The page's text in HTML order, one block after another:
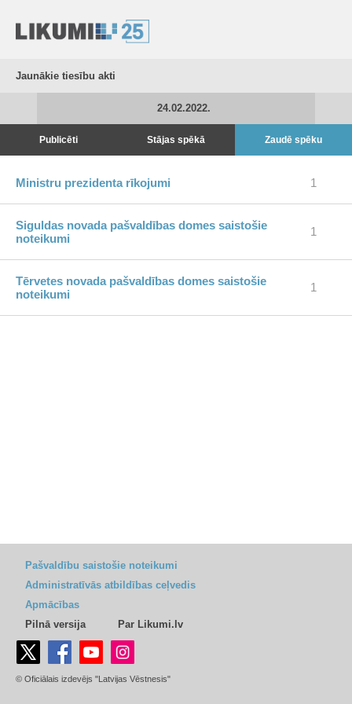
Jaunākie tiesību akti
24.02.2022.
Publicēti Stājas spēkā Zaudē spēku
Ministru prezidenta rīkojumi 1
Siguldas novada pašvaldības domes saistošie
noteikumi
1
Tērvetes novada pašvaldības domes saistošie
noteikumi
1
Pašvaldību saistošie noteikumi
Administratīvās atbildības ceļvedis
Apmācības
Pilnā versija
Par Likumi.lv
© Oficiālais izdevējs "Latvijas Vēstnesis"